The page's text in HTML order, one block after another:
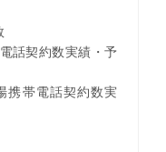
契約数実績・予
電話契約数実